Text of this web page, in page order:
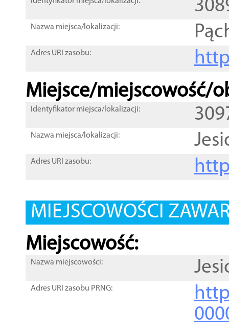
Nazwa miejsca/lokalizacji:
Adres URI zasobu:
Miejsce/miejscowość/
Identyfikator miejsca/lokalizacji:
Nazwa miejsca/lokalizacji:
Adres URI zasobu:
MIEJSCOWOŚCI
Miejscowość:
Nazwa miejscowości:
Adres URI zasobu PRNG: